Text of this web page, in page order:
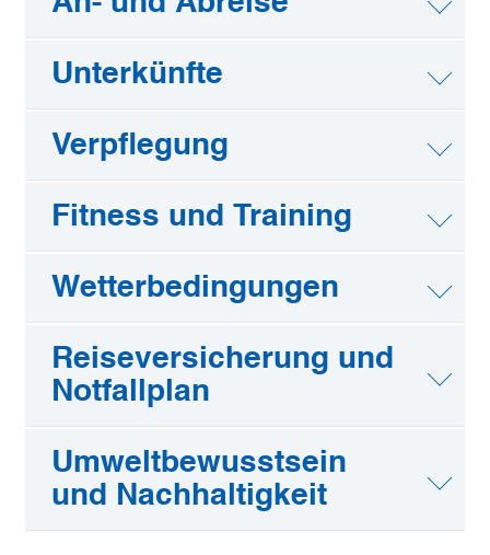
Unterkünfte
Verpflegung
Fitness und Training
Wetterbedingungen
Reiseversicherung und
Notfallplan
Umweltbewusstsein
und Nachhaltigkeit